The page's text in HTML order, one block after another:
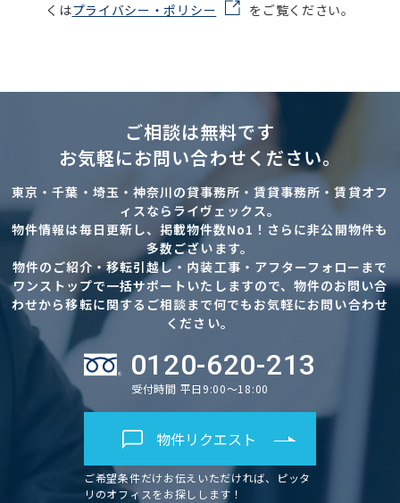
くはプライバシー・ポリシー をご覧ください。
ご相談は無料です
お気軽にお問い合わせください。
東京・千葉・埼玉・神奈川の貸事務所・賃貸事務所・賃貸オフ
ィスならライヴェックス。
物件情報は毎日更新し、掲載物件数No1！さらに非公開物件も
多数ございます。
物件のご紹介・移転引越し・内装工事・アフターフォローまで
ワンストップで一括サポートいたしますので、物件のお問い合
わせから移転に関するご相談まで何でもお気軽にお問い合わせ
ください。
0120-620-213
受付時間 平日9:00～18:00
物件リクエスト
ご希望条件だけお伝えいただければ、ピッタ
リのオフィスをお探しします！